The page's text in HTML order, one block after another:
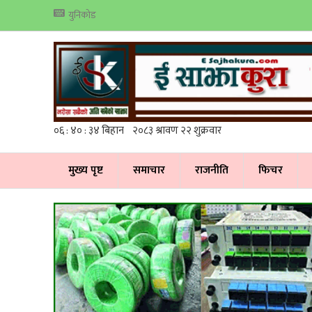
युनिकोड
मुख्य पृष्ट समाचार राजनीति फिचर